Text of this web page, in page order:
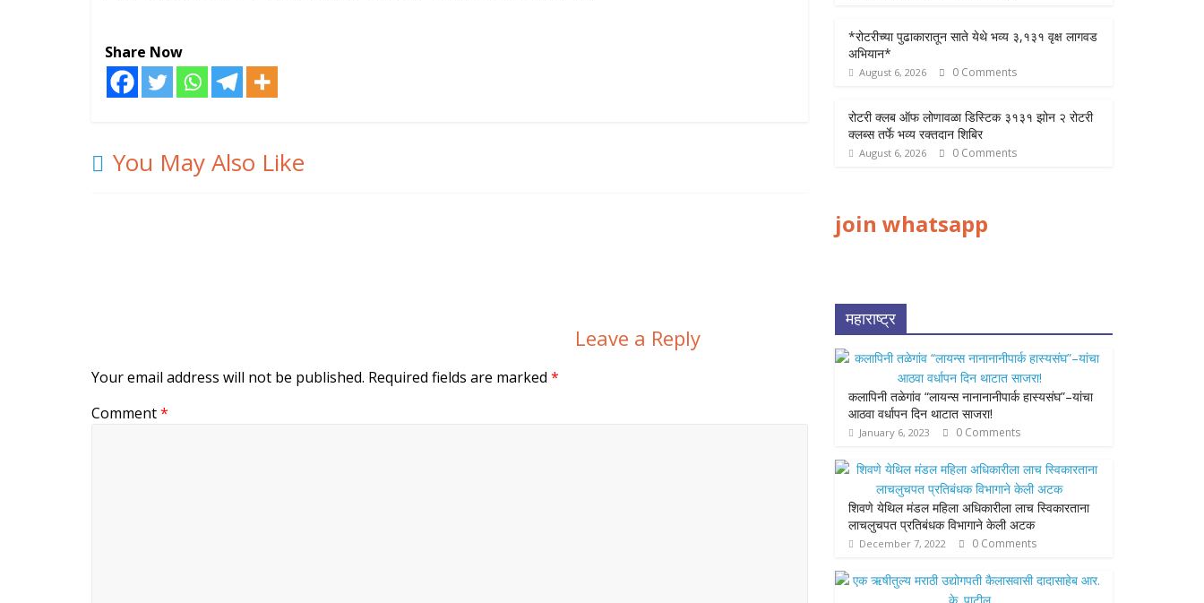
Share Now
You May Also Like
Leave a Reply
Your email address will not be published. Required fields are marked *
Comment*
*रोटरीच्या पुढाकारातून साते येथे भव्य ३,१३१ वृक्ष लागवड
अभियान*
August 6, 2026 0 Comments
रोटरी क्लब ऑफ लोणावळा डिस्टिक ३१३१ झोन २ रोटरी
क्लब्स तर्फे भव्य रक्तदान शिबिर
August 6, 2026 0 Comments
join whatsapp
महाराष्ट्र
कलापिनी तळेगांव “लायन्स नानानानीपार्क हास्यसंघ”–यांचा
आठवा वर्धापन दिन थाटात साजरा!
January 6, 2023 0 Comments
शिवणे येथिल मंडल महिला अधिकारीला लाच स्विकारताना
लाचलुचपत प्रतिबंधक विभागाने केली अटक
December 7, 2022 0 Comments